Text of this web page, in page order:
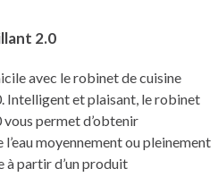
2.0
avec le robinet de cuisine
Intelligent et plaisant, le robinet
permet d’obtenir
moyennement ou pleinement
à partir d’un produit